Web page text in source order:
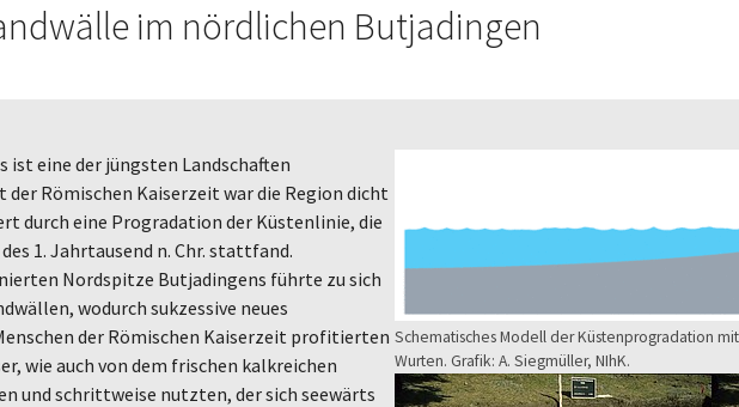
im nördlichen Butjadingen
Schematisches Modell der Küstenprogradation
Wurten. Grafik: A. Siegmüller, NIhK.
Show larger version for:
ist eine der jüngsten Landschaften
der Römischen Kaiserzeit war die Region dicht
durch eine Progradation der Küstenlinie, die
1. Jahrtausend n. Chr. stattfand.
Nordspitze Butjadingens führte zu sich
wodurch sukzessive neues
der Römischen Kaiserzeit profitierten
wie auch von dem frischen kalkreichen
und schrittweise nutzten, der sich seewärts